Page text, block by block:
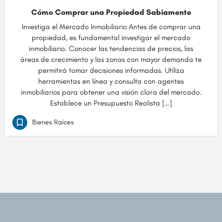
Cómo Comprar una Propiedad Sabiamente
Investiga el Mercado Inmobiliario Antes de comprar una
propiedad, es fundamental investigar el mercado
inmobiliario. Conocer las tendencias de precios, las
áreas de crecimiento y las zonas con mayor demanda te
permitirá tomar decisiones informadas. Utiliza
herramientas en línea y consulta con agentes
inmobiliarios para obtener una visión clara del mercado.
Establece un Presupuesto Realista […]
Bienes Raíces